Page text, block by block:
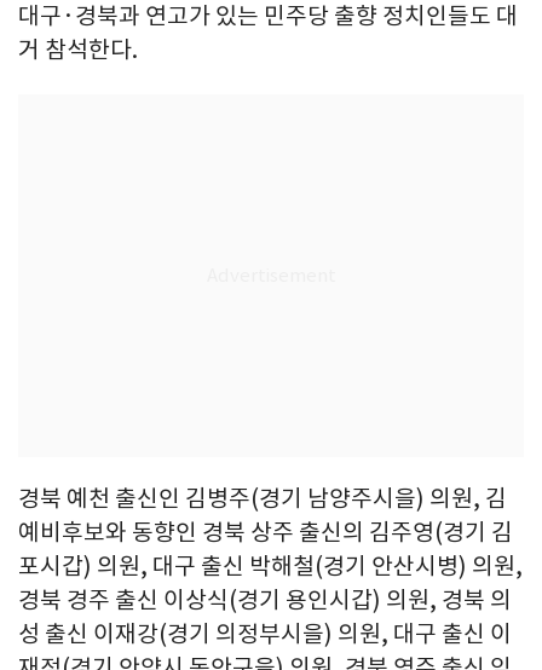
대구·경북과 연고가 있는 민주당 출향 정치인들도 대
거 참석한다.
경북 예천 출신인 김병주(경기 남양주시을) 의원, 김
예비후보와 동향인 경북 상주 출신의 김주영(경기 김
포시갑) 의원, 대구 출신 박해철(경기 안산시병) 의원,
경북 경주 출신 이상식(경기 용인시갑) 의원, 경북 의
성 출신 이재강(경기 의정부시을) 의원, 대구 출신 이